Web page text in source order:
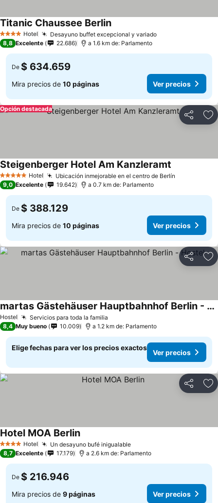
4 EstrellasHotel Desayuno buffet excepcional y variado
Titanic Chaussee Berlin
8,8 Excelente 22.686 a 1.6 km de: Parlamento
De $ 634.659
Mira precios de 10 páginas Ver precios
Compartir
Opción destacada
5 Estrellas Hotel Ubicación inmejorable en el centro de Berlín
Steigenberger Hotel Am Kanzleramt
9,0 Excelente 19.642 a 0.7 km de: Parlamento
De $ 388.129
Mira precios de 10 páginas Ver precios
Compartir
Hostel Servicios para toda la familia
martas Gästehäuser Hauptbahnhof Berlin - Hostel
8,4 Muy bueno 10.009 a 1.2 km de: Parlamento
Elige fechas para ver los precios exactos
Ver precios
Compartir
4 EstrellasHotel Un desayuno bufé inigualable
Hotel MOA Berlin
8,7 Excelente 17.179 a 2.6 km de: Parlamento
De $ 216.946
Mira precios de 9 páginas Ver precios